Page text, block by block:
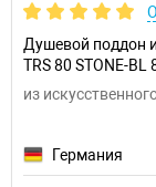
Душевой поддон
TRS 80 STONE-
из
Германия